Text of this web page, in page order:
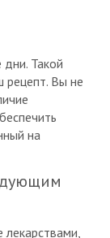
Такой
рецепт. Вы не
на